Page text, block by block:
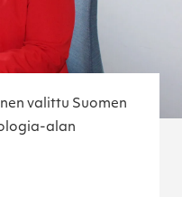
valittu Suomen
alan